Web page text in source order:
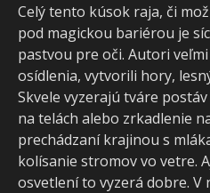
Celý tento kúsok raja, či
pod magickou bariérou je
pastvou pre oči. Autori
osídlenia, vytvorili hory,
Skvele vyzerajú tváre
na telách alebo zrkadlenie
prechádzaní krajinou s
kolísanie stromov vo vetre.
osvetlení to vyzerá dobre. V